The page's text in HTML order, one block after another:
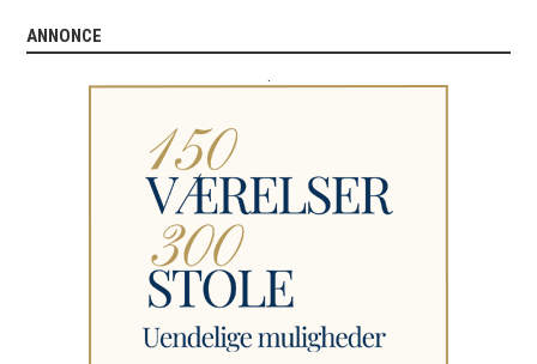
ANNONCE